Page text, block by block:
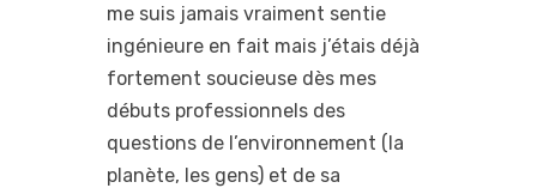
me suis jamais vraiment sentie
ingénieure en fait mais j’étais déjà
fortement soucieuse dès mes
débuts professionnels des
questions de l’environnement (la
planète, les gens) et de sa